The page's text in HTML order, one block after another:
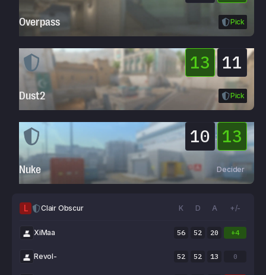
Overpass Pick
13 : 11
Dust2 Pick
10 : 13
Nuke Decider
L Clair Obscur K D A +/-
XiMaa 56 52 20 +4
Revol- 52 52 13 0